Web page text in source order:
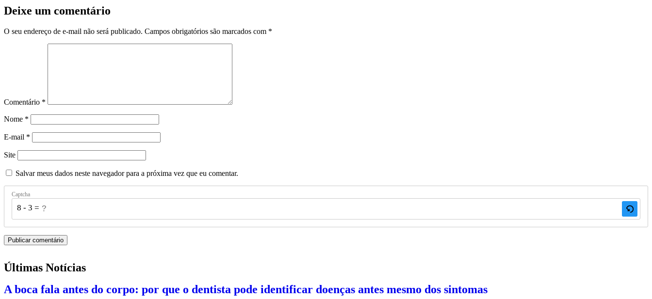
Deixe um comentário
O seu endereço de e-mail não será publicado. Campos obrigatórios são marcados com *
Comentário *
Nome *
E-mail *
Site
Salvar meus dados neste navegador para a próxima vez que eu comentar.
Captcha
8 - 3 = ?
Últimas Notícias
A boca fala antes do corpo: por que o dentista pode identificar doenças antes mesmo dos sintomas